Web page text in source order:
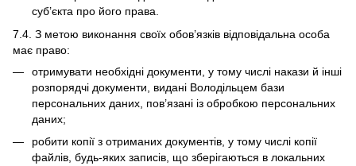
суб’єкта про його права.
7.4. З метою виконання своїх обов’язків відповідальна особа
має право:
отримувати необхідні документи, у тому числі накази й інші
розпорядчі документи, видані Володільцем бази
персональних даних, пов’язані із обробкою персональних
даних;
робити копії з отриманих документів, у тому числі копії
файлів, будь-яких записів, що зберігаються в локальних